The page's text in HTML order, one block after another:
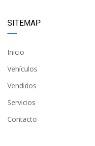
SITEMAP
Inicio
Vehículos
Vendidos
Servicios
Contacto